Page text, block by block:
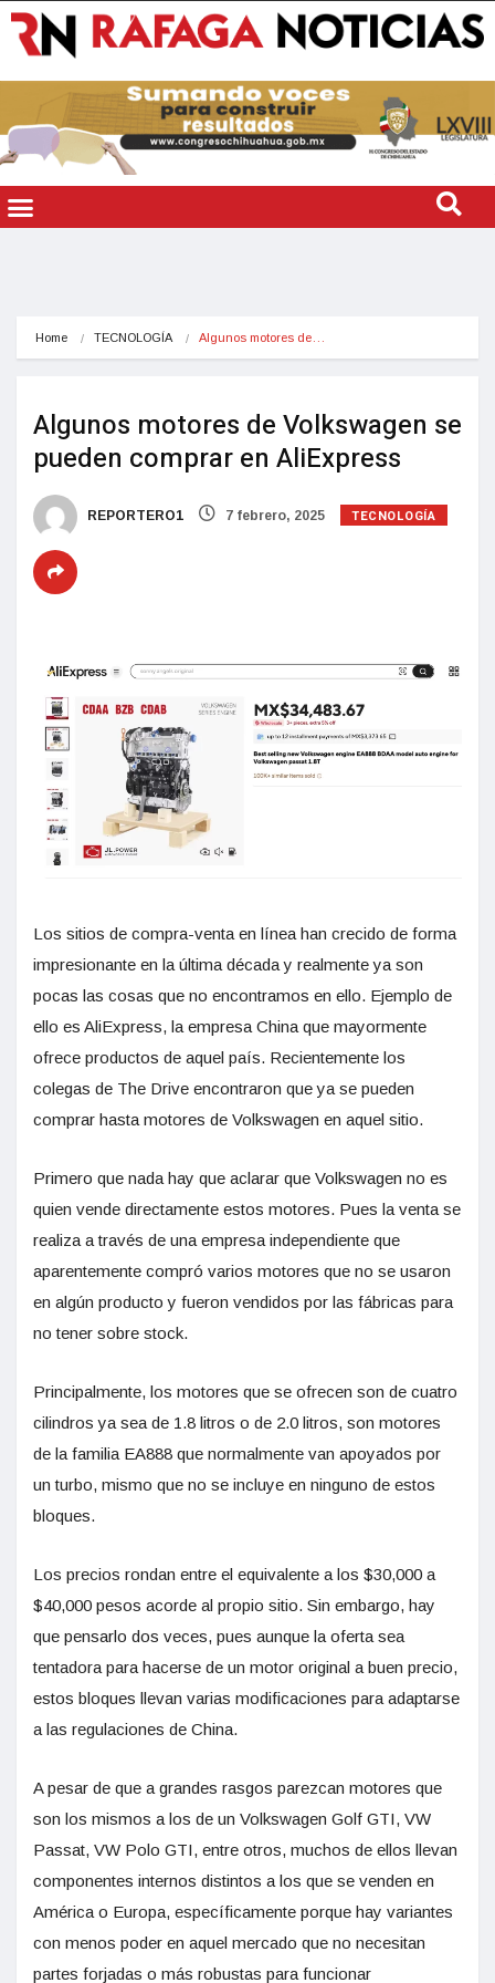
Home TECNOLOGÍA Algunos motores de…
Algunos motores de Volkswagen se
pueden comprar en AliExpress
REPORTERO1 7 febrero, 2025 TECNOLOGÍA
Los sitios de compra-venta en línea han crecido de forma
impresionante en la última década y realmente ya son
pocas las cosas que no encontramos en ello. Ejemplo de
ello es AliExpress, la empresa China que mayormente
ofrece productos de aquel país. Recientemente los
colegas de The Drive encontraron que ya se pueden
comprar hasta motores de Volkswagen en aquel sitio.
Primero que nada hay que aclarar que Volkswagen no es
quien vende directamente estos motores. Pues la venta se
realiza a través de una empresa independiente que
aparentemente compró varios motores que no se usaron
en algún producto y fueron vendidos por las fábricas para
no tener sobre stock.
Principalmente, los motores que se ofrecen son de cuatro
cilindros ya sea de 1.8 litros o de 2.0 litros, son motores
de la familia EA888 que normalmente van apoyados por
un turbo, mismo que no se incluye en ninguno de estos
bloques.
Los precios rondan entre el equivalente a los $30,000 a
$40,000 pesos acorde al propio sitio. Sin embargo, hay
que pensarlo dos veces, pues aunque la oferta sea
tentadora para hacerse de un motor original a buen precio,
estos bloques llevan varias modificaciones para adaptarse
a las regulaciones de China.
A pesar de que a grandes rasgos parezcan motores que
son los mismos a los de un Volkswagen Golf GTI, VW
Passat, VW Polo GTI, entre otros, muchos de ellos llevan
componentes internos distintos a los que se venden en
América o Europa, específicamente porque hay variantes
con menos poder en aquel mercado que no necesitan
partes forjadas o más robustas para funcionar